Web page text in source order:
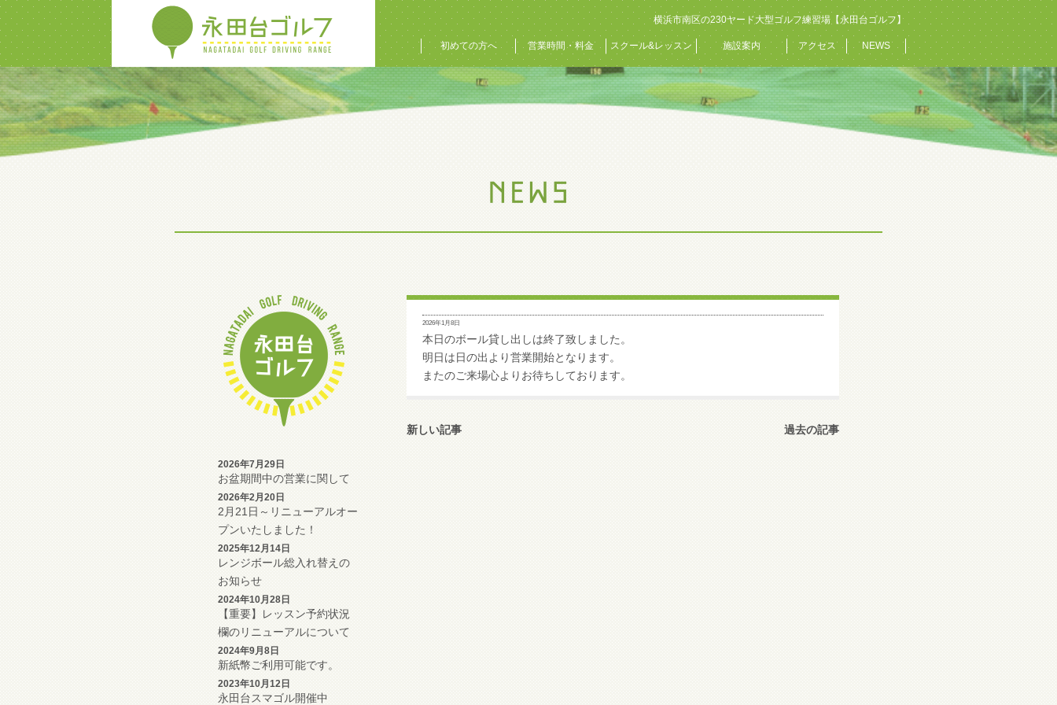
横浜市南区の230ヤード大型ゴルフ練習場【永田台ゴルフ】
初めての方へ 営業時間・料金 スクール&レッスン 施設案内 アクセス NEWS
2026年7月29日
お盆期間中の営業に関して
2026年2月20日
2月21日～リニューアルオー
プンいたしました！
2025年12月14日
レンジボール総入れ替えの
お知らせ
2024年10月28日
【重要】レッスン予約状況
欄のリニューアルについて
2024年9月8日
新紙幣ご利用可能です。
2023年10月12日
永田台スマゴル開催中
2026年1月8日
本日のボール貸し出しは終了致しました。
明日は日の出より営業開始となります。
またのご来場心よりお待ちしております。
新しい記事 過去の記事